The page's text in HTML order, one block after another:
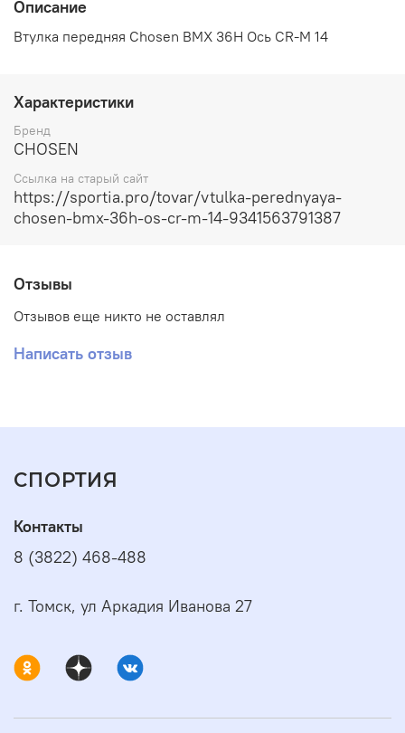
Описание
Втулка передняя Chosen BMX 36H Ось CR-M 14
Характеристики
Бренд
CHOSEN
Ссылка на старый сайт
https://sportia.pro/tovar/vtulka-perednyaya-
chosen-bmx-36h-os-cr-m-14-9341563791387
Отзывы
Отзывов еще никто не оставлял
Написать отзыв
СПОРТИЯ
Контакты
8 (3822) 468-488
г. Томск, ул Аркадия Иванова 27